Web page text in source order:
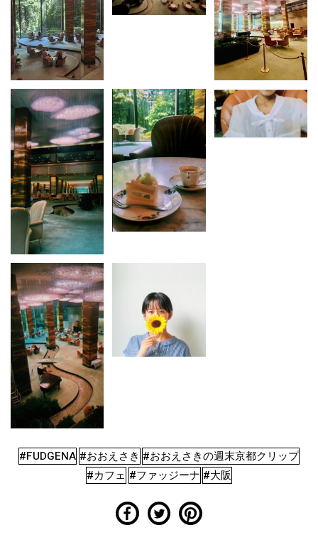
#FUDGENA #おおえさき #おおえさきの週末京都クリップ
#カフェ #ファッジーナ #大阪